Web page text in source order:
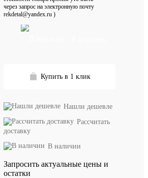
через запрос на электронную почту
rekdetal@yandex.ru )
Купить в 1 клик
Нашли дешевле
Рассчитать
доставку
В наличии
Запросить актуальные цены и
остатки